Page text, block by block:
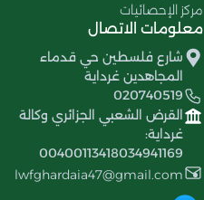
مركز الإحصائيات
معلومات الاتصال
شارع فلسطين حي قدماء
المجاهدين غرداية
020740519
القرض الشعبي الجزائري وكالة
غرداية:
00400113418034941169
lwfghardaia47@gmail.com